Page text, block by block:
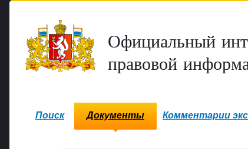
Официальный
правовой
Поиск Документы Комментарии